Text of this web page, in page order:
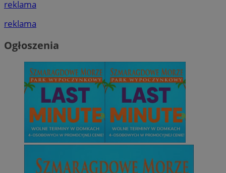
reklama
reklama
Ogłoszenia